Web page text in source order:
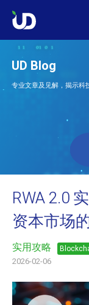
UD Blog
专业文章及见解，揭示科
RWA 2.0
资本市场
实用攻略
2026-02-06